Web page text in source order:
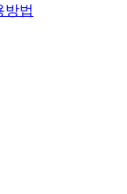
방법